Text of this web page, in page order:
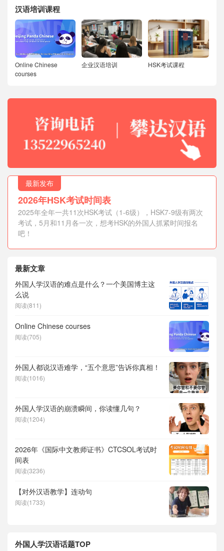
汉语培训课程
Online Chinese
courses
企业汉语培训 HSK考试课程
最新发布
2026年HSK考试时间表
2025年全年一共11次HSK考试（1-6级），HSK7-9级有两次
考试，5月和11月各一次，想考HSK的外国人抓紧时间报名
吧！
最新文章
外国人学汉语的难点是什么？一个美国博主这
么说
阅读(811)
Online Chinese courses
阅读(705)
外国人都说汉语难学，“五个意思”告诉你真相！
阅读(1016)
外国人学汉语的崩溃瞬间，你读懂几句？
阅读(1204)
2026年《国际中文教师证书》CTCSOL考试时
间表
阅读(3236)
【对外汉语教学】连动句
阅读(1733)
外国人学汉语话题TOP